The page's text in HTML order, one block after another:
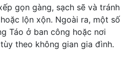
gọn gàng, sạch sẽ và tránh
lộn xộn. Ngoài ra, một số
Táo ở ban công hoặc nơi
theo không gian gia đình.